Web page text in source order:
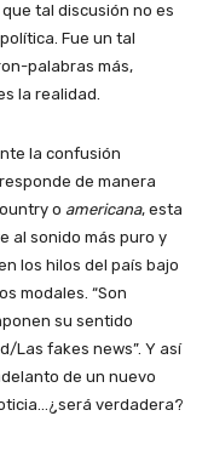
tal discusión no es
Fue un tal
palabras más,
la realidad.
la confusión
de manera
o americana, esta
al sonido más puro y
los hilos del país bajo
modales. “Son
su sentido
Las fakes news”. Y así
de un nuevo
verdadera?